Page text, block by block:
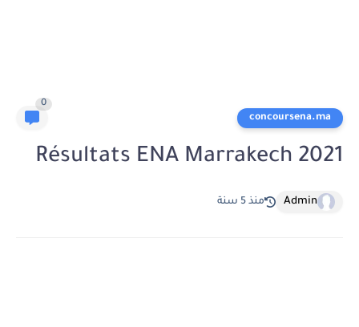
concoursena.ma
0
Résultats ENA Marrakech 2021
Admin منذ 5 سنة